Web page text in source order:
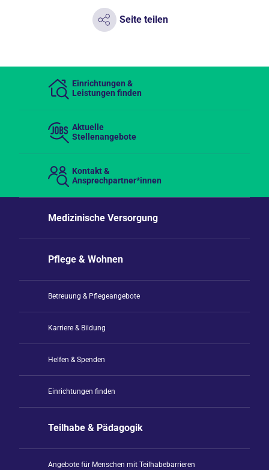
Seite teilen
Einrichtungen &
Leistungen finden
Aktuelle
Stellenangebote
Kontakt &
Ansprechpartner*innen
Medizinische Versorgung
Pflege & Wohnen
Betreuung & Pflegeangebote
Karriere & Bildung
Helfen & Spenden
Einrichtungen finden
Teilhabe & Pädagogik
Angebote für Menschen mit Teilhabebarrieren